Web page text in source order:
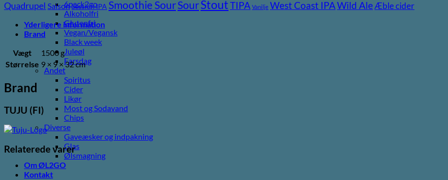
6pack2go
Alkoholfri
Glutenfri
Vegan/Vegansk
Black week
Juleøl
Farsdag
Andet
Spiritus
Cider
Likør
Most og Sodavand
Chips
Diverse
Gaveæsker og indpakning
Glas
Ølsmagning
Om ØL2GO
Kontakt
Quadrupel SaisonSession IPA Smoothie SourSourStoutTIPA Vanilje West Coast IPAWild AleÆble cider
Yderligere information
Brand
Vægt
1500 g
Størrelse 9 × 9 × 32 cm
Brand
TUJU (FI)
Relaterede varer